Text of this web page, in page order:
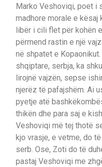
Marko Veshoviqi, poet i
madhore morale e kësaj
libër i cili flet për kohën
përmend rastin e një
në shpatet e
shqiptare, serbja, ka
lirojnë vajzën, sepse
njerëz të pafajshëm. Ai
pyetje atë
thikën dhe para saj e
Veshoviqi më tej thotë
kjo vrasje, e vetme, do
serb. Ose, Zoti do të
pastaj Veshoviqi me